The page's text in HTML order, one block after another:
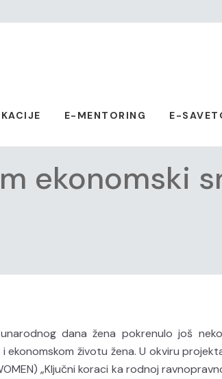
E-MENTORING E-
ekonomski
dana žena pokrenulo još
životu žena. U okviru
„Ključni koraci ka rodnoj